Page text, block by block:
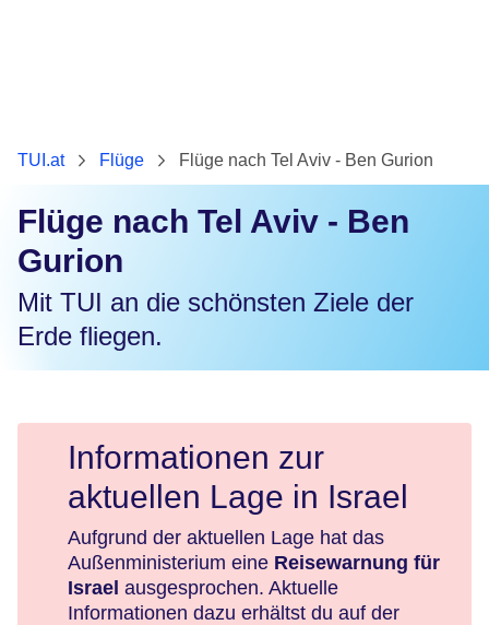
TUI.at Flüge Flüge nach Tel Aviv - Ben Gurion
Flüge nach Tel Aviv - Ben
Gurion
Mit TUI an die schönsten Ziele der
Erde fliegen.
Informationen zur
aktuellen Lage in Israel
Aufgrund der aktuellen Lage hat das
Außenministerium eine Reisewarnung für
Israel ausgesprochen. Aktuelle
Informationen dazu erhältst du auf der